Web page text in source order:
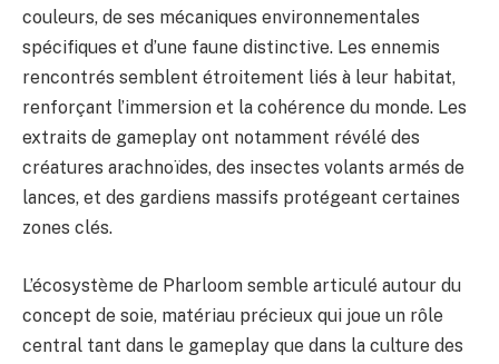
couleurs, de ses mécaniques environnementales
spécifiques et d’une faune distinctive. Les ennemis
rencontrés semblent étroitement liés à leur habitat,
renforçant l’immersion et la cohérence du monde. Les
extraits de gameplay ont notamment révélé des
créatures arachnoïdes, des insectes volants armés de
lances, et des gardiens massifs protégeant certaines
zones clés.
L’écosystème de Pharloom semble articulé autour du
concept de soie, matériau précieux qui joue un rôle
central tant dans le gameplay que dans la culture des